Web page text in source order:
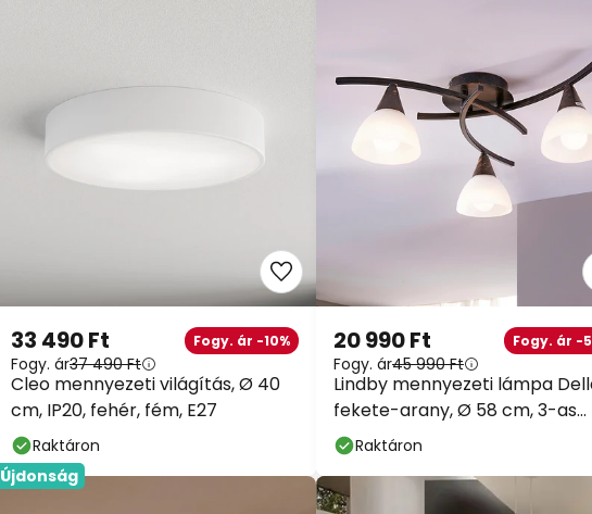
Cleo mennyezeti világítás, Ø 40
cm, IP20, fehér, fém, E27
33 490 Ft Fogy. ár -10%
Fogy. ár37 490 Ft
Raktáron
Lindby mennyezeti lámpa
fekete-arany, Ø 58 cm, 3-as
lámpa, E14
20 990 Ft Fogy. ár -
Fogy. ár45 990 Ft
Raktáron
Újdonság